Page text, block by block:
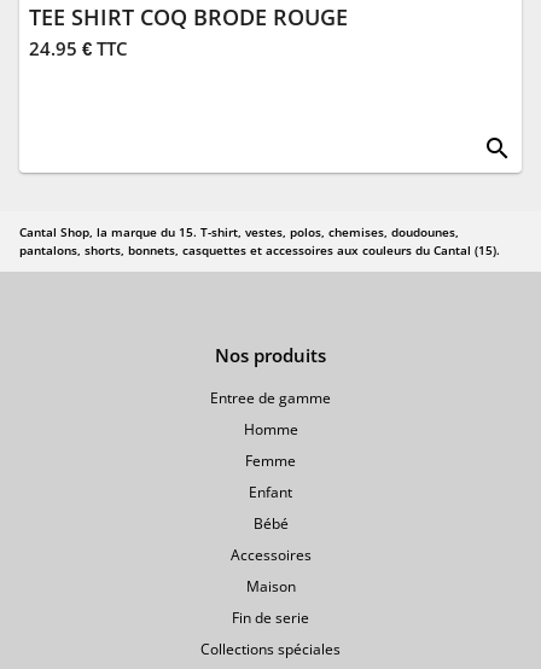
TEE SHIRT COQ BRODE ROUGE
24.95 € TTC
search
Cantal Shop, la marque du 15. T-shirt, vestes, polos, chemises, doudounes,
pantalons, shorts, bonnets, casquettes et accessoires aux couleurs du Cantal (15).
Nos produits
Entree de gamme
Homme
Femme
Enfant
Bébé
Accessoires
Maison
Fin de serie
Collections spéciales